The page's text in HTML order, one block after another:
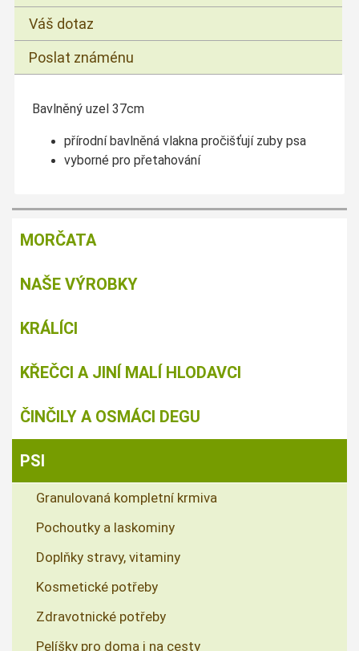
Váš dotaz
Poslat známénu
Bavlněný uzel 37cm
přírodní bavlněná vlakna pročišťují zuby psa
vyborné pro přetahování
MORČATA
NAŠE VÝROBKY
KRÁLÍCI
KŘEČCI A JINÍ MALÍ HLODAVCI
ČINČILY A OSMÁCI DEGU
PSI
Granulovaná kompletní krmiva
Pochoutky a laskominy
Doplňky stravy, vitaminy
Kosmetické potřeby
Zdravotnické potřeby
Pelíšky pro doma i na cesty